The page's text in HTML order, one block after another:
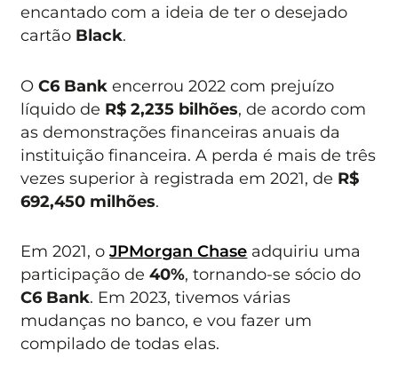
encantado com a ideia de ter o desejado
cartão Black.
OC6 Bank encerrou 2022 com prejuízo
líquido de R$ 2,235 bilhões, de acordo com
as demonstrações financeiras anuais da
instituição financeira. A perda é mais de três
vezes superior à registrada em 2021, de R$
692,450 milhões.
Em 2021, oJPMorgan Chase adquiriu uma
participação de40%, tornando-se sócio do
C6 Bank. Em 2023, tivemos várias
mudanças no banco, e vou fazer um
compilado de todas elas.